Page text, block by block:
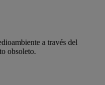
a través del
obsoleto.